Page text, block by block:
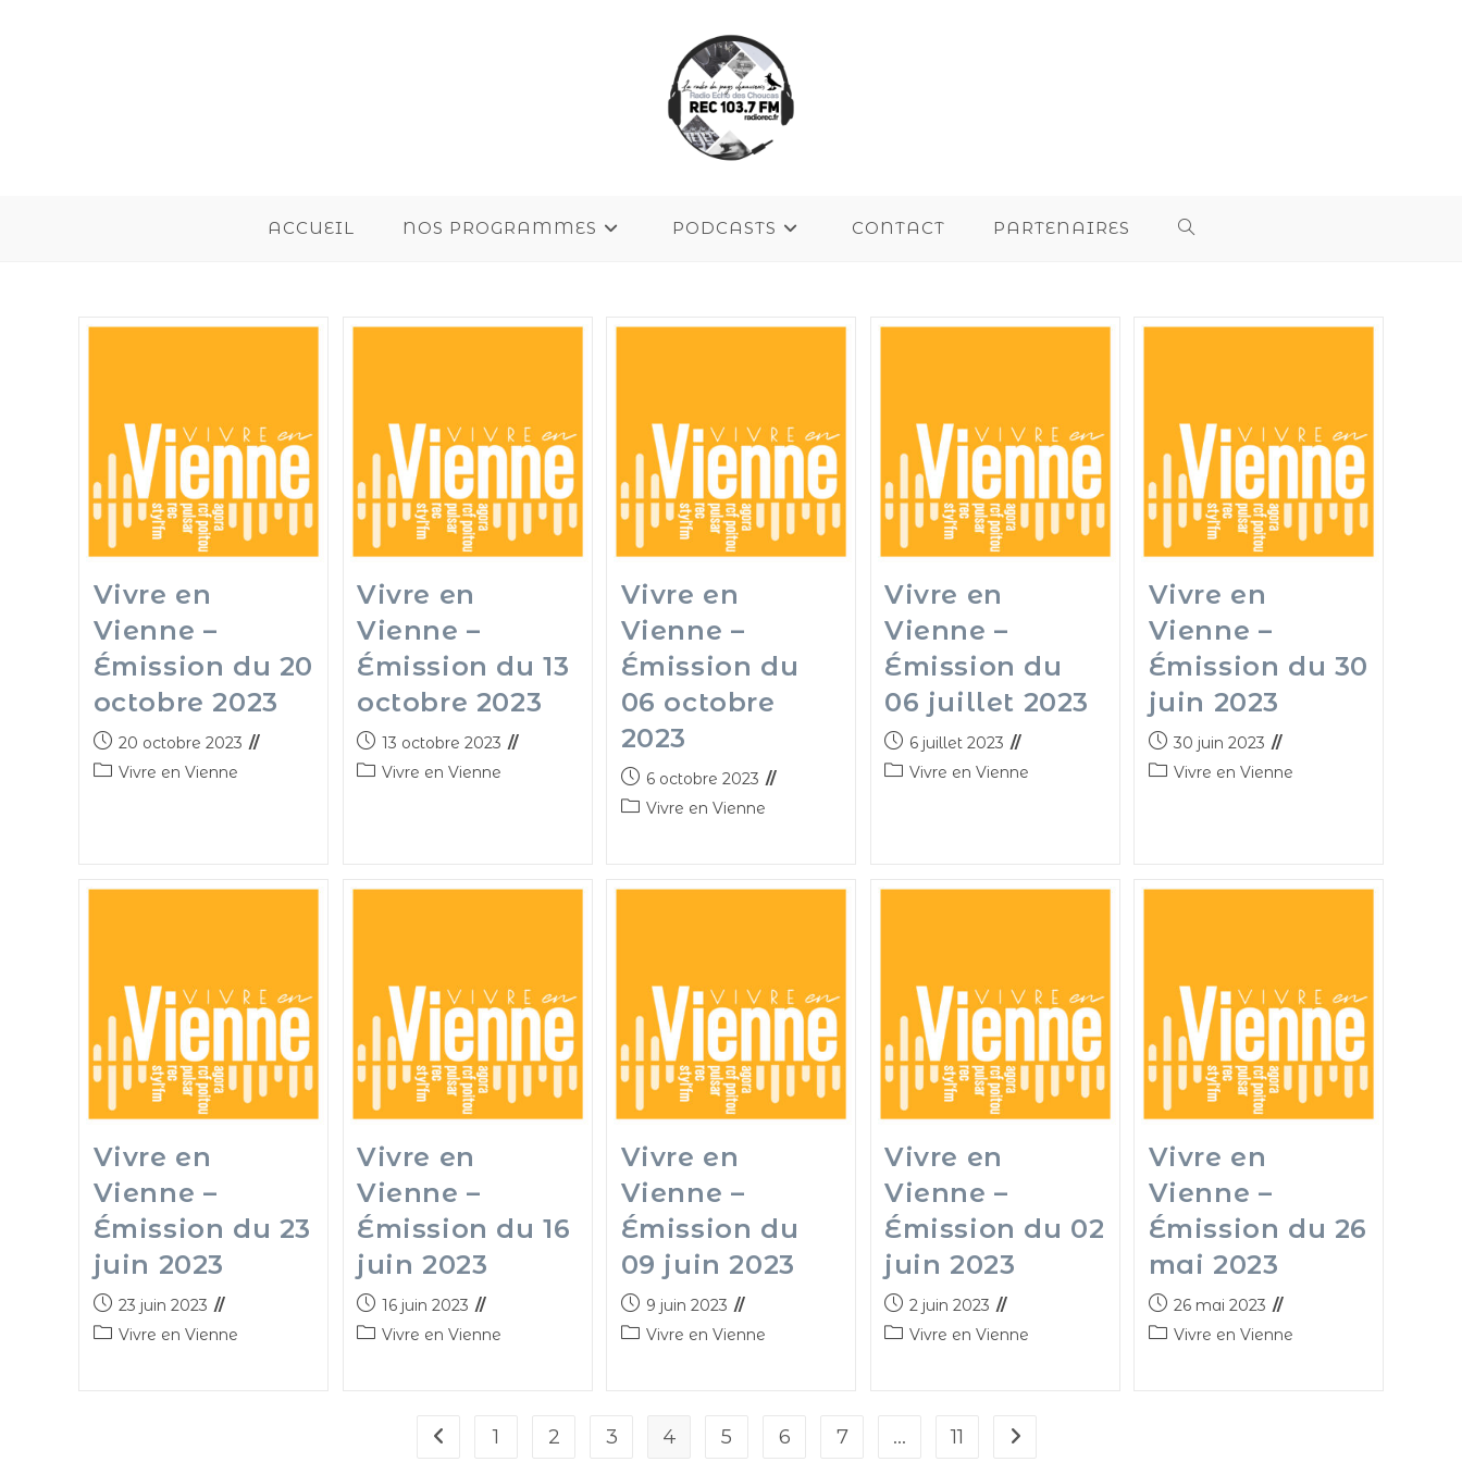
ACCUEIL NOS PROGRAMMES PODCASTS CONTACT PARTENAIRES
Vivre en
Vienne –
Émission du 20
octobre 2023
20 octobre 2023
Vivre en Vienne
Vivre en
Vienne –
Émission du 13
octobre 2023
13 octobre 2023
Vivre en Vienne
Vivre en
Vienne –
Émission du
06 octobre
2023
6 octobre 2023
Vivre en Vienne
Vivre en
Vienne –
Émission du
06 juillet 2023
6 juillet 2023
Vivre en Vienne
Vivre en
Vienne –
Émission du 30
juin 2023
30 juin 2023
Vivre en Vienne
Vivre en
Vienne –
Émission du 23
juin 2023
23 juin 2023
Vivre en Vienne
Vivre en
Vienne –
Émission du 16
juin 2023
16 juin 2023
Vivre en Vienne
Vivre en
Vienne –
Émission du
09 juin 2023
9 juin 2023
Vivre en Vienne
Vivre en
Vienne –
Émission du 02
juin 2023
2 juin 2023
Vivre en Vienne
Vivre en
Vienne –
Émission du 26
mai 2023
26 mai 2023
Vivre en Vienne
1 2 3 4 5 6 7 … 11